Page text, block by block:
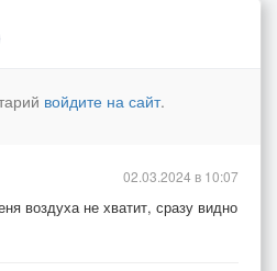
войдите на сайт.
воздуха не хватит, сразу видно
02.03.2024 в 10:07